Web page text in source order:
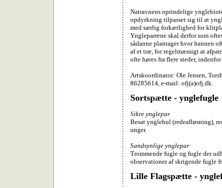
Natravnens oprindelige
opdyrkning tilpasset sig til at
med særlig forkærlighed for
Yngleparrene skal derfor som
sådanne plantager hvor hannen
af et træ, for regelmæssigt at
ofte høres fra flere steder,
Artskoordinator: Ole Jensen,
86285614, e-mail: ofj(a)ofj.dk.
Sortspætte - ynglefugle
Sikre ynglepar
Besat ynglehul (redeafløsning),
unger.
Sandsynlige ynglepar
Trommende fugle og fugle der
observationer af skrigende fugle
Lille Flagspætte -